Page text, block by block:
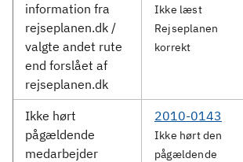
information fra
rejseplanen.dk /
valgte andet rute
end forslået af
rejseplanen.dk
Ikke læst
Rejseplanen
korrekt
Ikke hørt
pågældende
medarbejder
2010-0143
Ikke hørt den
pågældende